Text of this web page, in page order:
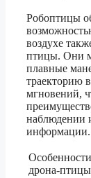
Робоптицы
воздухе
птицы. Они
плавные
траекторию
мгновений,
наблюдении
информации.
Особенности
дрона-